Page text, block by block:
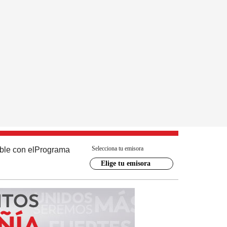
con el Programa Selecciona tu emisora
Elige tu emisora